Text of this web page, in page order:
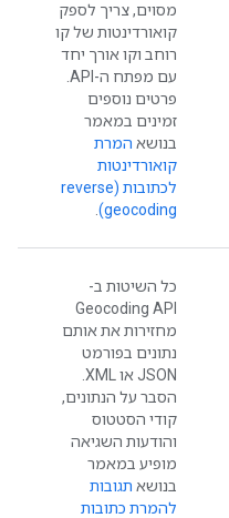
מסוים, צריך לספק
קואורדינטות של קו
רוחב וקו אורך יחד
פרטים נוספים
זמינים במאמר
בנושא המרת
קואורדינטות
לכתובות (reverse
geocoding)
כל השיטות ב-
Geocoding API
מחזירות את אותם
נתונים בפורמט
הסבר על הנתונים,
קודי הסטטוס
והודעות השגיאה
מופיע במאמר
בנושא תגובות
להמרת כתובות